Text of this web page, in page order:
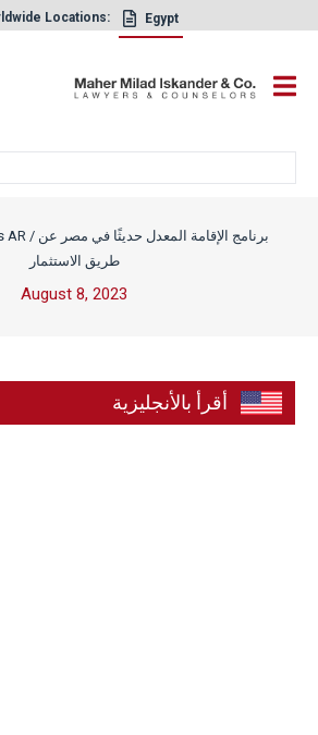
Locations: Egypt
×
AR / برنامج الإقامة المعدل حديثًا في مصر عن
طريق الاستثمار
August 8, 2023
أقرأ بالأنجليزية